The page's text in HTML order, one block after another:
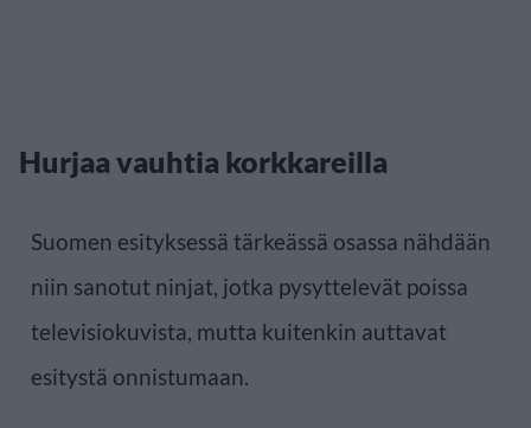
Hurjaa vauhtia korkkareilla
Suomen esityksessä tärkeässä osassa nähdään
niin sanotut ninjat, jotka pysyttelevät poissa
televisiokuvista, mutta kuitenkin auttavat
esitystä onnistumaan.